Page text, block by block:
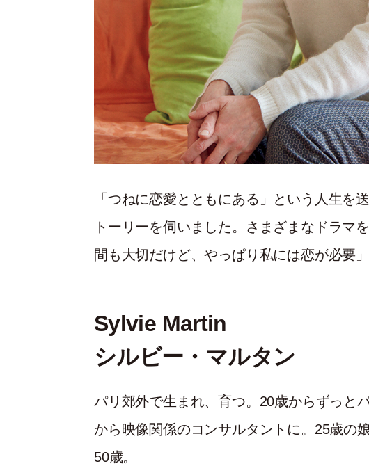
「つねに恋愛とともにある」という人生を
トーリーを伺いました。さまざまなドラマ
間も大切だけど、やっぱり私には恋が必要」
Sylvie Martin
シルビー・マルタン
パリ郊外で生まれ、育つ。20歳からずっと
から映像関係のコンサルタントに。25歳の
50歳。